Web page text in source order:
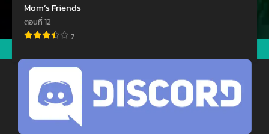
ตอนที่ 6
พฤษภาคม 11, 2024
พฤษภาคม 11, 2024 พฤษภาคม 11, 2024
ตอนที่ 2
พฤษภาคม 11, 2024
ตอนที่ 1
พฤษภาคม 11, 2024
Mom’s Friends
ตอนที่ 12
7